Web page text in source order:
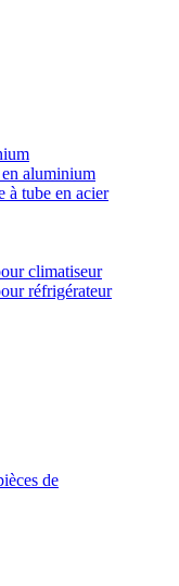
aluminium
à tube en acier
climatiseur
réfrigérateur